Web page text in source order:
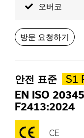
오버코
방문 요청하기
안전 표준 S1
EN ISO
F2413:2024
CE